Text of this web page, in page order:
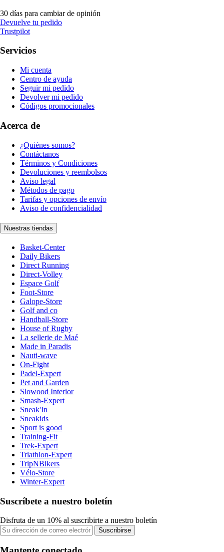
30 días para cambiar de opinión
Devuelve tu pedido
Trustpilot
Servicios
Mi cuenta
Centro de ayuda
Seguir mi pedido
Devolver mi pedido
Códigos promocionales
Acerca de
¿Quiénes somos?
Contáctanos
Términos y Condiciones
Devoluciones y reembolsos
Aviso legal
Métodos de pago
Tarifas y opciones de envío
Aviso de confidencialidad
Nuestras tiendas
Basket-Center
Daily Bikers
Direct Running
Direct-Volley
Espace Golf
Foot-Store
Galope-Store
Golf and co
Handball-Store
House of Rugby
La sellerie de Maé
Made in Paradis
Nauti-wave
On-Fight
Padel-Expert
Pet and Garden
Slowood Interior
Smash-Expert
Sneak'In
Sneakids
Sport is good
Training-Fit
Trek-Expert
Triathlon-Expert
TripNBikers
Vélo-Store
Winter-Expert
Suscríbete a nuestro boletín
Disfruta de un 10% al suscribirte a nuestro boletín
Suscribirse